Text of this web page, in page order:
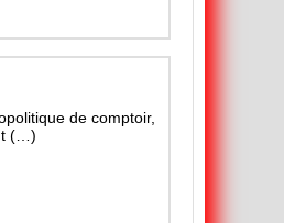
de comptoir,
(…)